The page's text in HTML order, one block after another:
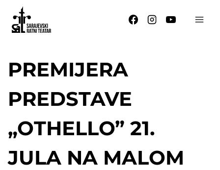
content
PREMIJERA
PREDSTAVE
„OTHELLO” 21.
JULA NA MALOM